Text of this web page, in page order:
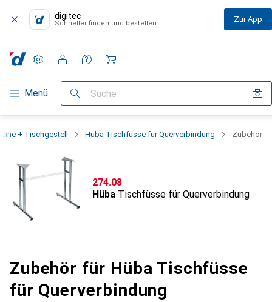
digitec
Schneller finden und bestellen Zur App
Navigation nach Kategorien
Menü Suche
Einstellungen
Kundenkonto
Vergleichslisten
Merklisten
Warenkorb
+ Tischgestell Hüba Tischfüsse für Querverbindung Zubehör
CHF
274.08
Hüba Tischfüsse für Querverbindung
Zubehör für Hüba Tischfüsse
für Querverbindung